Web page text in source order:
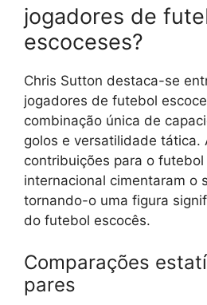
jogadores de
escoceses?
Chris Sutton destaca-se
jogadores de futebol
combinação única de
golos e versatilidade tática.
contribuições para o
internacional cimentaram o
tornando-o uma figura
do futebol escocês.
Comparações
pares